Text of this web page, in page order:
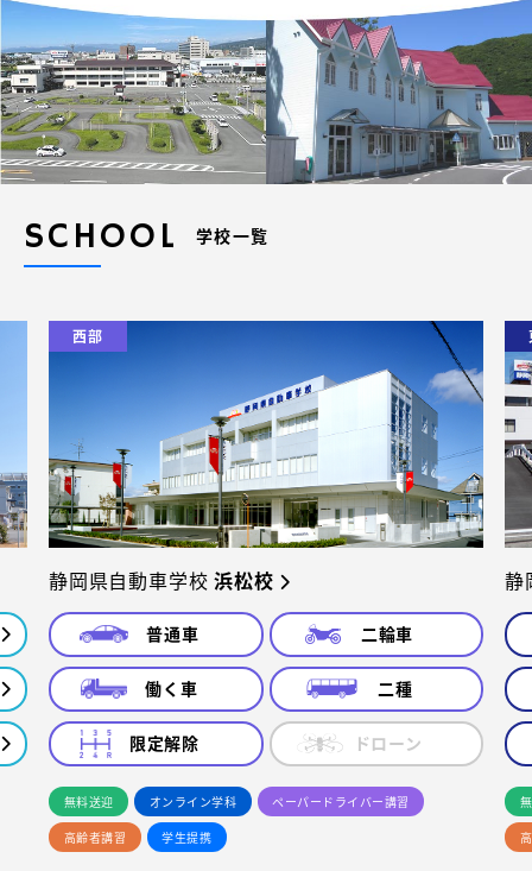
SCHOOL 学校一覧
西部
静岡県自動車学校浜松校
普通車 二輪車
働く車 二種
限定解除 ドローン
無料送迎 オンライン学科
ペーパードライバー講習
高齢者講習
学生提携
静